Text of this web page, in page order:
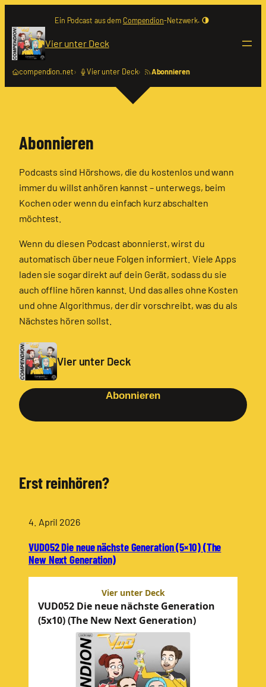
Inhalt
springen
Ein Podcast aus dem Compendion-Netzwerk.
Vier unter Deck
compendion.net Vier unter Deck Abonnieren
Abonnieren
Podcasts sind Hörshows, die du kostenlos und wann
immer du willst anhören kannst – unterwegs, beim
Kochen oder wenn du einfach kurz abschalten
möchtest.
Wenn du diesen Podcast abonnierst, wirst du
automatisch über neue Folgen informiert. Viele Apps
laden sie sogar direkt auf dein Gerät, sodass du sie
auch offline hören kannst. Und das alles ohne Kosten
und ohne Algorithmus, der dir vorschreibt, was du als
Nächstes hören sollst.
Vier unter Deck
Abonnieren
Erst reinhören?
4. April 2026
VUD052 Die neue nächste Generation (5×10) (The
New Next Generation)